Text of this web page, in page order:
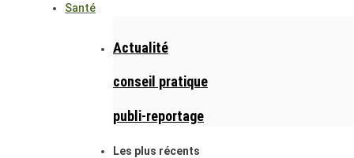
Santé
Actualité
conseil pratique
publi-reportage
Les plus récents